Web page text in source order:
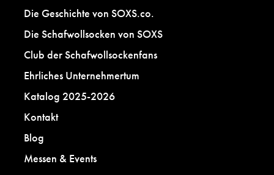
Die Geschichte von SOXS.co.
Die Schafwollsocken von SOXS
Club der Schafwollsockenfans
Ehrliches Unternehmertum
Katalog 2025-2026
Kontakt
Blog
Messen & Events